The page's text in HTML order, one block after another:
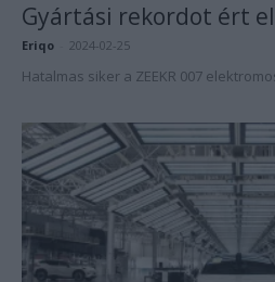
Gyártási rekordot ért el
Eriqo 2024-02-25
Hatalmas siker a ZEEKR 007